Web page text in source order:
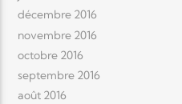
décembre 2016
novembre 2016
octobre 2016
septembre 2016
août 2016